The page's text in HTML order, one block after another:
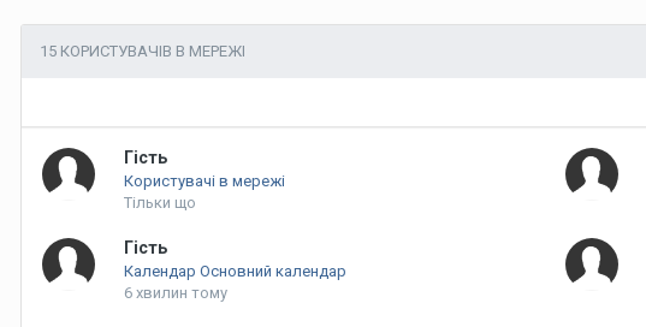
15 КОРИСТУВАЧІВ В МЕРЕЖІ
Гість
Користувачі в мережі
Тільки що
Гість
Календар Основний календар
6 хвилин тому